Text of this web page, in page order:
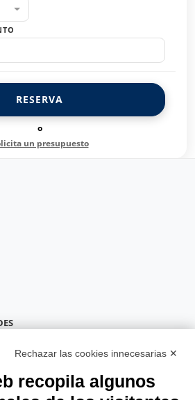
RESERVA
o
un presupuesto
Rechazar las cookies innecesarias ✕
recopila algunos